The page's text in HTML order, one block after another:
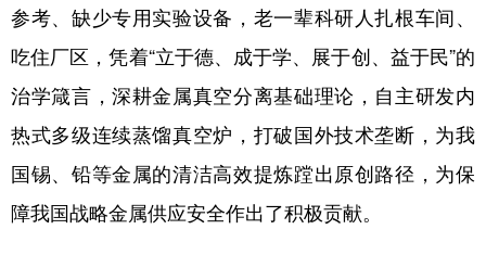
参考、缺少专用实验设备，老一辈科研人扎根车间、
吃住厂区，凭着“立于德、成于学、展于创、益于民”的
治学箴言，深耕金属真空分离基础理论，自主研发内
热式多级连续蒸馏真空炉，打破国外技术垄断，为我
国锡、铅等金属的清洁高效提炼蹚出原创路径，为保
障我国战略金属供应安全作出了积极贡献。